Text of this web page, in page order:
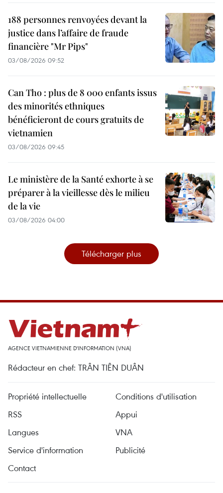
188 personnes renvoyées devant la
justice dans l’affaire de fraude
financière "Mr Pips"
03/08/2026 09:52
Can Tho : plus de 8 000 enfants issus
des minorités ethniques
bénéficieront de cours gratuits de
vietnamien
03/08/2026 09:45
Le ministère de la Santé exhorte à se
préparer à la vieillesse dès le milieu
de la vie
03/08/2026 04:00
Télécharger plus
AGENCE VIETNAMIENNE D'INFORMATION (VNA)
Rédacteur en chef: TRÂN TIÊN DUÂN
Propriété intellectuelle
Conditions d'utilisation
RSS
Appui
Langues
VNA
Service d'information
Publicité
Contact